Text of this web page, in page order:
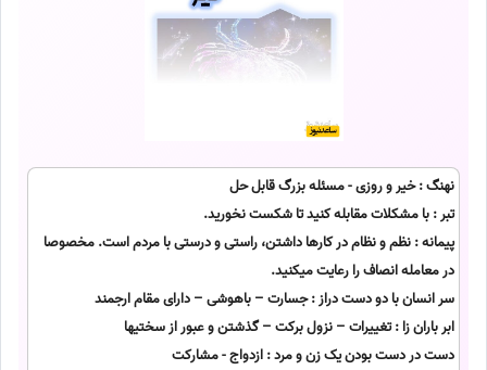
نهنگ : خیر و روزی - مسئله بزرگ قابل حل
تبر : با مشکلات مقابله کنید تا شکست نخورید.
پیمانه : نظم و نظام در کارها داشتن، راستی و درستی با مردم است. مخصوصا
در معامله انصاف را رعایت میکنید.
سر انسان با دو دست دراز : جسارت – باهوشی – دارای مقام ارجمند
ابر باران زا : تغییرات – نزول برکت – گذشتن و عبور از سختیها
دست در دست بودن یک زن و مرد : ازدواج - مشارکت